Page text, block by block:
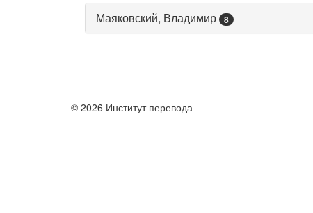
Маяковский, Владимир 8
© 2026 Институт перевода